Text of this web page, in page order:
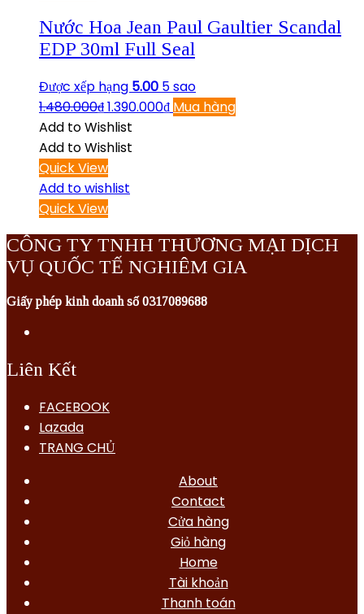
Nước Hoa Jean Paul Gaultier Scandal
EDP 30ml Full Seal
Được xếp hạng 5.00 5 sao
1.480.000₫1.390.000₫ Mua hàng
Add to Wishlist
Add to Wishlist
Quick View
Add to wishlist
Quick View
CÔNG TY TNHH THƯƠNG MẠI DỊCH
VỤ QUỐC TẾ NGHIÊM GIA
Giấy phép kinh doanh số 0317089688
Liên Kết
FACEBOOK
Lazada
TRANG CHỦ
About
Contact
Cửa hàng
Giỏ hàng
Home
Tài khoản
Thanh toán